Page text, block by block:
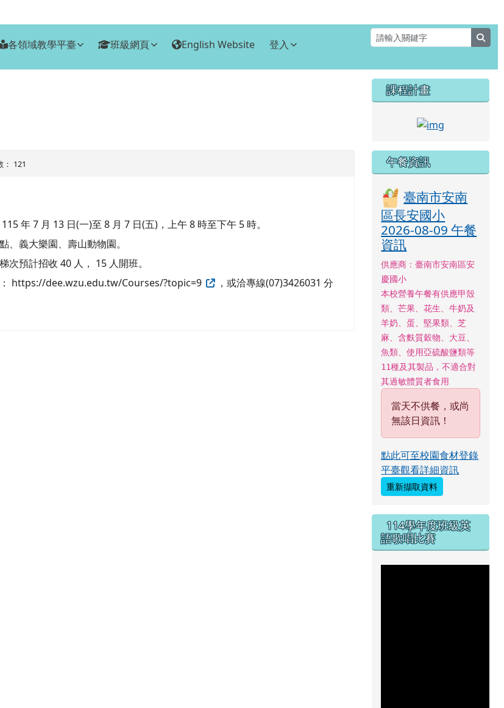
各領域教學平臺 班級網頁 English Website 登入
121
年 7 月 13 日(一)至 8 月 7 日(五)，上午 8 時至下午 5 時。
、義大樂園、壽山動物園。
預計招收 40 人， 15 人開班。
： https://dee.wzu.edu.tw/Courses/?topic=9
，或洽專線(07)3426031 分
右邊區域內容
課程計畫
午餐資訊
臺南市安南
區長安國小
2026-08-09 午餐
資訊
供應商：臺南市安南區安
慶國小
本校營養午餐有供應甲殼
類、芒果、花生、牛奶及
羊奶、蛋、堅果類、芝
麻、含麩質穀物、大豆、
魚類、使用亞硫酸鹽類等
11種及其製品，不適合對
其過敏體質者食用
當天不供餐，或尚
無該日資訊！
點此可至校園食材登錄
平臺觀看詳細資訊
重新擷取資料
114學年度班級英
語歌唱比賽